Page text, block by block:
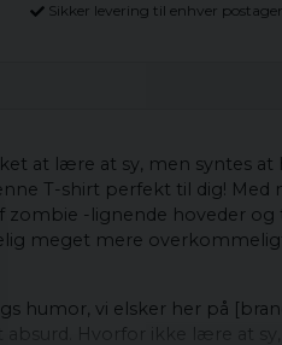
Sikker levering til enhver
at lære at sy, men syntes
T-shirt perfekt til dig! Med
zombie -lignende hoveder
meget mere
humor, vi elsker her på
Hvorfor ikke lære at sy,